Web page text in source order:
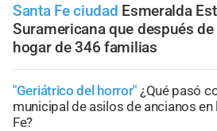
Santa Fe ciudad Esmeralda
Suramericana que después
hogar de 346 familias
"Geriátrico del horror" ¿Qué pasó
municipal de asilos de ancianos en
Fe?